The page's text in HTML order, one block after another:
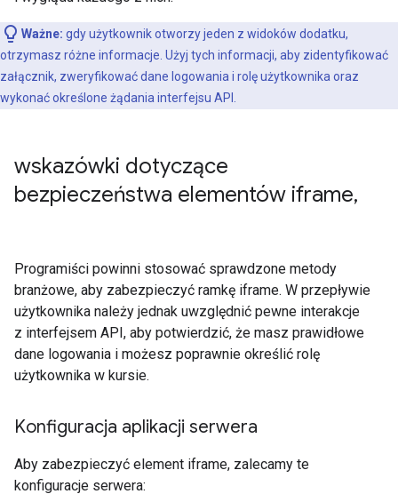
Ważne: gdy użytkownik otworzy jeden z widoków dodatku,
otrzymasz różne informacje. Użyj tych informacji, aby zidentyfikować
załącznik, zweryfikować dane logowania i rolę użytkownika oraz
wykonać określone żądania interfejsu API.
wskazówki dotyczące
bezpieczeństwa elementów iframe,
Programiści powinni stosować sprawdzone metody
branżowe, aby zabezpieczyć ramkę iframe. W przepływie
użytkownika należy jednak uwzględnić pewne interakcje
z interfejsem API, aby potwierdzić, że masz prawidłowe
dane logowania i możesz poprawnie określić rolę
użytkownika w kursie.
Konfiguracja aplikacji serwera
Aby zabezpieczyć element iframe, zalecamy te
konfiguracje serwera: